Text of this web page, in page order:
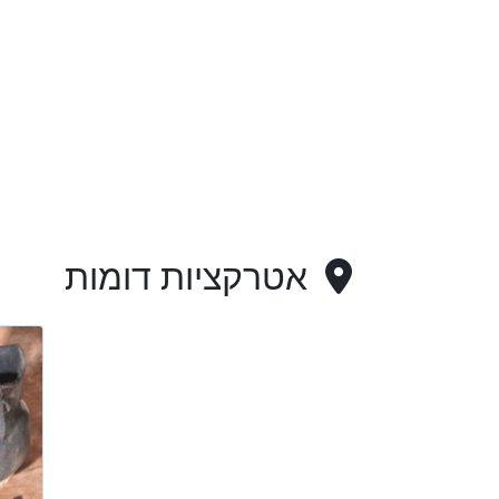
אטרקציות דומות